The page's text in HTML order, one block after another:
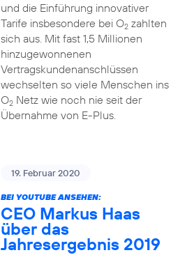
und die Einführung innovativer
Tarife insbesondere bei O2zahlten
sich aus. Mit fast 1,5 Millionen
hinzugewonnenen
Vertragskundenanschlüssen
wechselten so viele Menschen ins
O2Netz wie noch nie seit der
Übernahme von E-Plus.
19. Februar 2020
BEI YOUTUBE ANSEHEN:
CEO Markus Haas
über das
Jahresergebnis 2019